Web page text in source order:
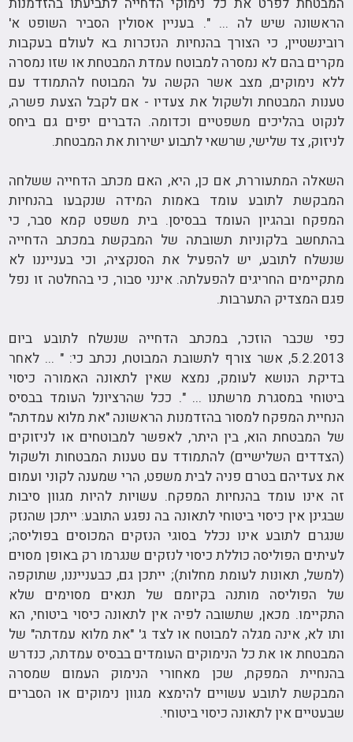
הראשונה שיש לה ... ". בעניין אסולין הסביר השופט א'
רובינשטיין, כי הצורך בהנחיות הנזכרות בא לעולם בעקבות
מקרים בהם לא נמסרה למבוטח עמדת המבטחת או שזו נמסרה
ללא נימוקים, מצב אשר הקשה על המבוטח להתמודד עם
טענות המבטחת ולשקול את צעדיו - אם לקבל הצעת פשרה,
לנקוט בהליכים משפטיים וכדומה. הדברים יפים גם ביחס
לניזוק, צד שלישי, שרשאי לתבוע ישירות את המבטחת.
השאלה המתעוררת, אם כן, היא, האם מכתב הדחייה ששלחה
המבקשת לתובע עומד באמות המידה שנקבעו בהנחיות
המפקח ובהגיון העומד בבסיסן. בית משפט קמא סבר, כי
בהתחשב בלקוניות תשובתה של המבקשת במכתב הדחייה
שנשלח לתובע, יש להפעיל את הסנקציה, וכי בענייננו לא
מתקיימים החריגים להפעלתה. אינני סבור, כי בהחלטה זו נפל
פגם המצדיק התערבות.
כפי שכבר הוזכר, במכתב הדחייה שנשלח לתובע ביום
5.2.2013, אשר צורף לתשובת המבוטח, נכתב כי: " ... לאחר
בדיקת הנושא לעומק, נמצא שאין לתאונה האמורה כיסוי
ביטוחי במסגרת מרשתנו ... ". ככל שהרציונל העומד בבסיס
הנחיית המפקח למסור בהזדמנות הראשונה "את מלוא עמדתה"
של המבטחת הוא, בין היתר, לאפשר למבוטחים או לניזוקים
(הצדדים השלישיים) להתמודד עם טענות המבטחות ולשקול
את צעדיהם בטרם פניה לבית משפט, הרי שמענה לקוני ועמום
זה אינו עומד בהנחיות המפקח. עשויות להיות מגוון סיבות
שבגינן אין כיסוי ביטוחי לתאונה בה נפגע התובע: ייתכן שהנזק
שנגרם לתובע אינו נכלל בסוגי הנזקים המכוסים בפוליסה;
לעיתים הפוליסה כוללת כיסוי לנזקים שנגרמו רק באופן מסוים
(למשל, תאונות לעומת מחלות); ייתכן גם, כבענייננו, שתוקפה
של הפוליסה מותנה בקיומם של תנאים מסוימים שלא
התקיימו. מכאן, שתשובה לפיה אין לתאונה כיסוי ביטוחי, הא
ותו לא, אינה מגלה למבוטח או לצד ג' "את מלוא עמדתה" של
המבטחת או את כל הנימוקים העומדים בבסיס עמדתה, כנדרש
בהנחיית המפקח, שכן מאחורי הנימוק העמום שמסרה
המבקשת לתובע עשויים להימצא מגוון נימוקים או הסברים
שבעטיים אין לתאונה כיסוי ביטוחי.